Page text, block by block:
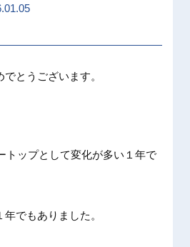
とうございます。
トップとして変化が多い１年で
でもありました。